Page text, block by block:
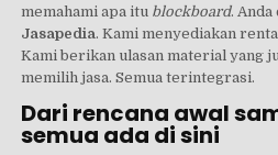
memahami apa itu blockboard.
Jasapedia. Kami menyediakan
Kami berikan ulasan material yang
memilih jasa. Semua terintegrasi.
Dari rencana awal
semua ada di sini